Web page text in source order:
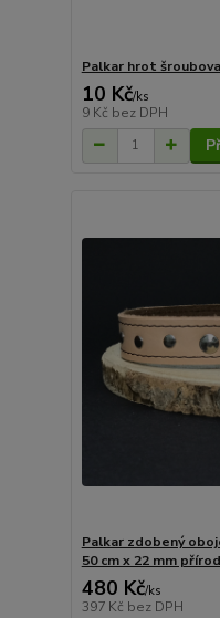
Palkar hrot
10 Kč/ks
9 Kč bez DPH
Palkar zdobený
50 cm x 22 mm
480 Kč/ks
397 Kč bez DPH